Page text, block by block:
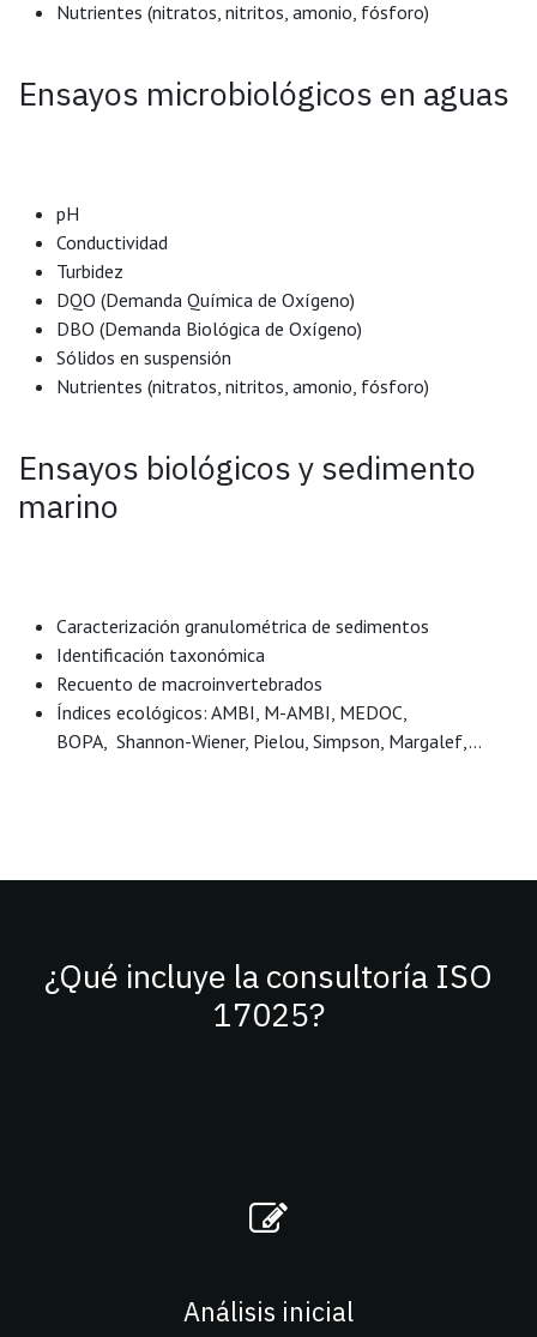
Nutrientes (nitratos, nitritos, amonio, fósforo)
Ensayos microbiológicos en aguas
pH
Conductividad
Turbidez
DQO (Demanda Química de Oxígeno)
DBO (Demanda Biológica de Oxígeno)
Sólidos en suspensión
Nutrientes (nitratos, nitritos, amonio, fósforo)
Ensayos biológicos y sedimento
marino
Caracterización granulométrica de sedimentos
Identificación taxonómica
Recuento de macroinvertebrados
Índices ecológicos: AMBI, M-AMBI, MEDOC,
BOPA, Shannon-Wiener, Pielou, Simpson, Margalef,...
¿Qué incluye la consultoría ISO
17025?
Análisis inicial